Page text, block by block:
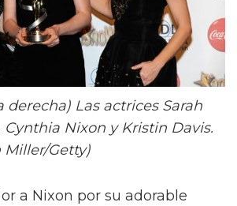
derecha) Las actrices Sarah
Cynthia Nixon y Kristin Davis.
Miller/Getty)
a Nixon por su adorable